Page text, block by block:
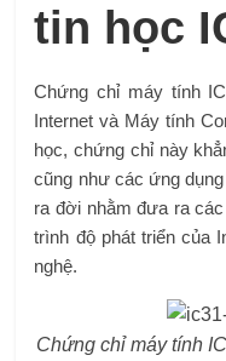
tin học
Chứng chỉ máy tính
Internet và Máy tính
học, chứng chỉ này
cũng như các ứng
ra đời nhằm đưa ra
trình độ phát triển của
nghệ.
Chứng chỉ máy tính